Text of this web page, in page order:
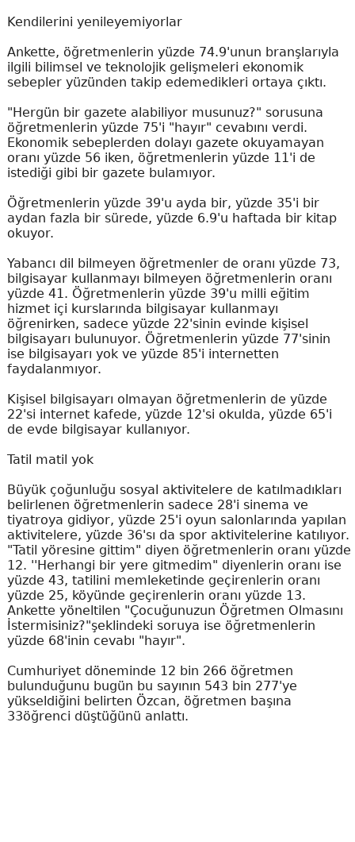
Kendilerini yenileyemiyorlar
Ankette, öğretmenlerin yüzde 74.9'unun branşlarıyla
ilgili bilimsel ve teknolojik gelişmeleri ekonomik
sebepler yüzünden takip edemedikleri ortaya çıktı.
"Hergün bir gazete alabiliyor musunuz?" sorusuna
öğretmenlerin yüzde 75'i "hayır" cevabını verdi.
Ekonomik sebeplerden dolayı gazete okuyamayan
oranı yüzde 56 iken, öğretmenlerin yüzde 11'i de
istediği gibi bir gazete bulamıyor.
Öğretmenlerin yüzde 39'u ayda bir, yüzde 35'i bir
aydan fazla bir sürede, yüzde 6.9'u haftada bir kitap
okuyor.
Yabancı dil bilmeyen öğretmenler de oranı yüzde 73,
bilgisayar kullanmayı bilmeyen öğretmenlerin oranı
yüzde 41. Öğretmenlerin yüzde 39'u milli eğitim
hizmet içi kurslarında bilgisayar kullanmayı
öğrenirken, sadece yüzde 22'sinin evinde kişisel
bilgisayarı bulunuyor. Öğretmenlerin yüzde 77'sinin
ise bilgisayarı yok ve yüzde 85'i internetten
faydalanmıyor.
Kişisel bilgisayarı olmayan öğretmenlerin de yüzde
22'si internet kafede, yüzde 12'si okulda, yüzde 65'i
de evde bilgisayar kullanıyor.
Tatil matil yok
Büyük çoğunluğu sosyal aktivitelere de katılmadıkları
belirlenen öğretmenlerin sadece 28'i sinema ve
tiyatroya gidiyor, yüzde 25'i oyun salonlarında yapılan
aktivitelere, yüzde 36'sı da spor aktivitelerine katılıyor.
"Tatil yöresine gittim" diyen öğretmenlerin oranı yüzde
12. ''Herhangi bir yere gitmedim" diyenlerin oranı ise
yüzde 43, tatilini memleketinde geçirenlerin oranı
yüzde 25, köyünde geçirenlerin oranı yüzde 13.
Ankette yöneltilen "Çocuğunuzun Öğretmen Olmasını
İstermisiniz?"şeklindeki soruya ise öğretmenlerin
yüzde 68'inin cevabı "hayır".
Cumhuriyet döneminde 12 bin 266 öğretmen
bulunduğunu bugün bu sayının 543 bin 277'ye
yükseldiğini belirten Özcan, öğretmen başına
33öğrenci düştüğünü anlattı.